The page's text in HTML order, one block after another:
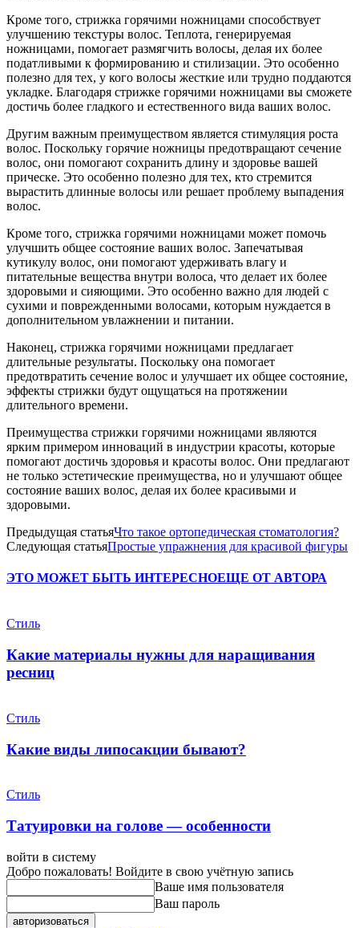
Кроме того, стрижка горячими ножницами способствует
улучшению текстуры волос. Теплота, генерируемая
ножницами, помогает размягчить волосы, делая их более
податливыми к формированию и стилизации. Это особенно
полезно для тех, у кого волосы жесткие или трудно поддаются
укладке. Благодаря стрижке горячими ножницами вы сможете
достичь более гладкого и естественного вида ваших волос.
Другим важным преимуществом является стимуляция роста
волос. Поскольку горячие ножницы предотвращают сечение
волос, они помогают сохранить длину и здоровье вашей
прическе. Это особенно полезно для тех, кто стремится
вырастить длинные волосы или решает проблему выпадения
волос.
Кроме того, стрижка горячими ножницами может помочь
улучшить общее состояние ваших волос. Запечатывая
кутикулу волос, они помогают удерживать влагу и
питательные вещества внутри волоса, что делает их более
здоровыми и сияющими. Это особенно важно для людей с
сухими и поврежденными волосами, которым нуждается в
дополнительном увлажнении и питании.
Наконец, стрижка горячими ножницами предлагает
длительные результаты. Поскольку она помогает
предотвратить сечение волос и улучшает их общее состояние,
эффекты стрижки будут ощущаться на протяжении
длительного времени.
Преимущества стрижки горячими ножницами являются
ярким примером инноваций в индустрии красоты, которые
помогают достичь здоровья и красоты волос. Они предлагают
не только эстетические преимущества, но и улучшают общее
состояние ваших волос, делая их более красивыми и
здоровыми.
Предыдущая статьяЧто такое ортопедическая стоматология?
Следующая статьяПростые упражнения для красивой фигуры
ЭТО МОЖЕТ БЫТЬ ИНТЕРЕСНОЕЩЕ ОТ АВТОРА
Стиль
Какие материалы нужны для наращивания
ресниц
Стиль
Какие виды липосакции бывают?
Стиль
Татуировки на голове — особенности
войти в систему
Добро пожаловать! Войдите в свою учётную запись
Ваше имя пользователя
Ваш пароль